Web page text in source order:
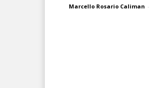
Marcello Rosario Caliman -